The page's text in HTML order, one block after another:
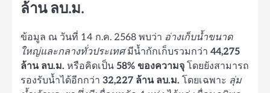
ล้าน ลบ.ม.
ข้อมูล ณ วันที่ 14 ก.ค. 2568 พบว่า อ่างเก็บน้ำขนาด
ใหญ่และกลางทั่วประเทศมีน้ำกักเก็บรวมกว่า 44,275
ล้าน ลบ.ม. หรือคิดเป็น 58% ของความจุ โดยยังสามารถ
รองรับน้ำได้อีกกว่า 32,227 ล้าน ลบ.ม. โดยเฉพาะ ลุ่ม